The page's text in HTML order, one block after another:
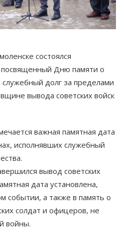
состоялся
Дню памяти о
долг за пределами
вывода советских войск
важная памятная дата
исполнявших служебный
вывод советских
дата установлена,
событии, а также в память о
солдат и офицеров, не
войны.